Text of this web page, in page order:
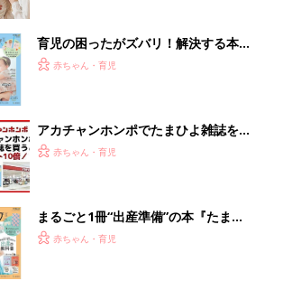
育児の困ったがズバリ！解決する本
『ひよこクラブ 秋号』 4カ月～2才
赤ちゃん・育児
アカチャンホンポでたまひよ雑誌を買
うとポイント10倍【期間限定】
赤ちゃん・育児
まるごと1冊“出産準備”の本『たまご
クラブ 夏号』〈スペシャル大特集〉
赤ちゃん・育児